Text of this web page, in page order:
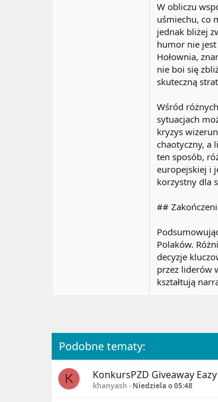
W obliczu
uśmiechu, co
jednak bliżej
humor nie
Hołownia,
nie boi się
skuteczną
Wśród
sytuacjach
kryzys
chaotyczny, a
ten sposób,
europejskiej i
korzystny dla
##
Polaków.
decyzje
przez liderów
kształtują
Podobne tematy:
K KonkursPZD Giveaway
khanyash Niedziela o 05:48